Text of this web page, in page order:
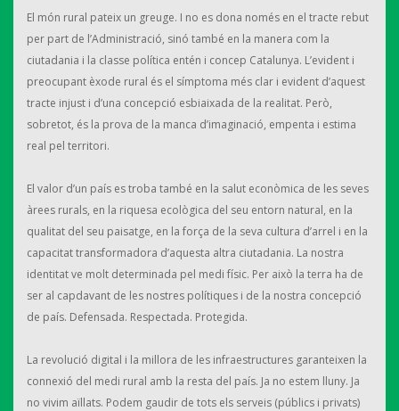
El món rural pateix un greuge. I no es dona només en el tracte rebut
per part de l’Administració, sinó també en la manera com la
ciutadania i la classe política entén i concep Catalunya. L’evident i
preocupant èxode rural és el símptoma més clar i evident d’aquest
tracte injust i d’una concepció esbiaixada de la realitat. Però,
sobretot, és la prova de la manca d’imaginació, empenta i estima
real pel territori.
El valor d’un país es troba també en la salut econòmica de les seves
àrees rurals, en la riquesa ecològica del seu entorn natural, en la
qualitat del seu paisatge, en la força de la seva cultura d’arrel i en la
capacitat transformadora d’aquesta altra ciutadania. La nostra
identitat ve molt determinada pel medi físic. Per això la terra ha de
ser al capdavant de les nostres polítiques i de la nostra concepció
de país. Defensada. Respectada. Protegida.
La revolució digital i la millora de les infraestructures garanteixen la
connexió del medi rural amb la resta del país. Ja no estem lluny. Ja
no vivim aïllats. Podem gaudir de tots els serveis (públics i privats)